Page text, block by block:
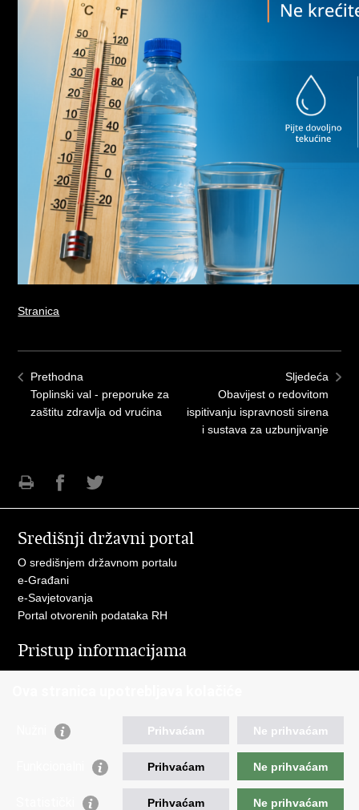
Stranica
Prethodna
Toplinski val - preporuke za
zaštitu zdravlja od vrućina
Sljedeća
Obavijest o redovitom
ispitivanju ispravnosti sirena
i sustava za uzbunjivanje
FacebookuTwitteru
Središnji državni portal
O središnjem državnom portalu
e-Građani
e-Savjetovanja
Portal otvorenih podataka RH
Pristup informacijama
Pravo na pristup informacijama
Zapošljavanje
Odnosi s javnošću
Važne poveznice
Prihvaćam Ne prihvaćam
Prihvaćam Ne prihvaćam
Prihvaćam Ne prihvaćam